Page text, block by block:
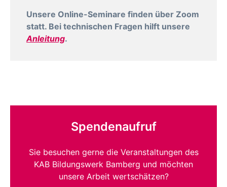
Unsere Online-Seminare finden über Zoom
statt. Bei technischen Fragen hilft unsere
Anleitung.
Spendenaufruf
Sie besuchen gerne die Veranstaltungen des
KAB Bildungswerk Bamberg und möchten
unsere Arbeit wertschätzen?